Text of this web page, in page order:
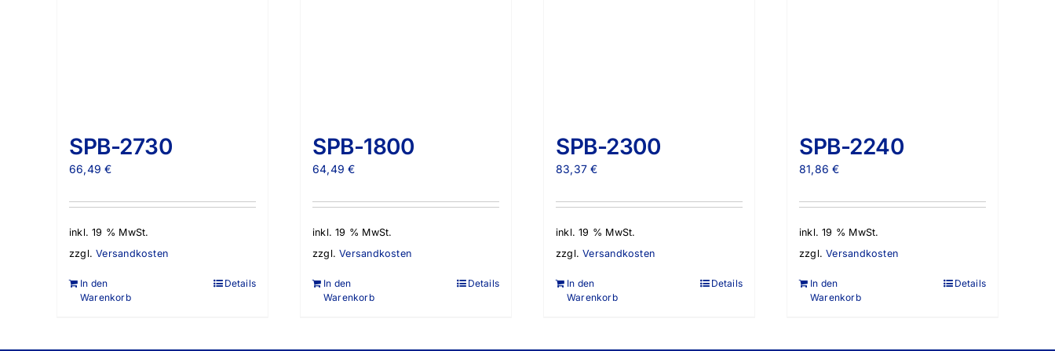
SPB-2730
66,49€
inkl. 19 % MwSt.
zzgl.Versandkosten
In den
Warenkorb
Details
SPB-1800
64,49€
inkl. 19 % MwSt.
zzgl.Versandkosten
In den
Warenkorb
Details
SPB-2300
83,37€
inkl. 19 % MwSt.
zzgl.Versandkosten
In den
Warenkorb
Details
SPB-2240
81,86€
inkl. 19 % MwSt.
zzgl.Versandkosten
In den
Warenkorb
Details